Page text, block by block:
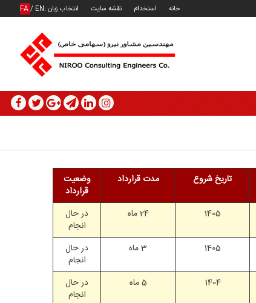
انتخاب زبان : FA/ EN نقشه سایت استخدام خانه
تاریخ شروع مدت قرارداد
وضعیت
قرارداد
1405 24 ماه
در حال
انجام
1405 3 ماه
در حال
انجام
1404 5 ماه
در حال
انجام